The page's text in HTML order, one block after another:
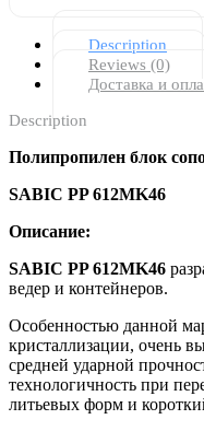
Description
Reviews (0)
Доставка и
Description
Полипропилен блок
SABIC PP 612MK46
Описание:
SABIC PP 612MK46
ведер и контейнеров.
Особенностью данной
кристаллизации, очень
средней ударной
технологичность при
литьевых форм и